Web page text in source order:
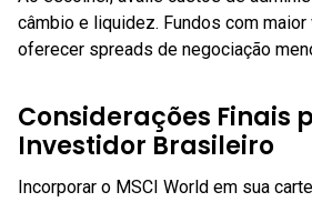
câmbio e liquidez. Fundos com
oferecer spreads de negociação
Considerações Finais
Investidor Brasileiro
Incorporar o MSCI World em sua